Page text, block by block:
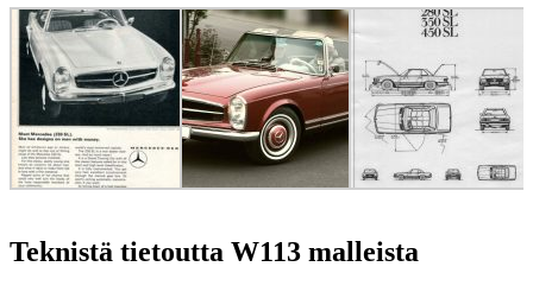
Teknistä tietoutta W113 malleista